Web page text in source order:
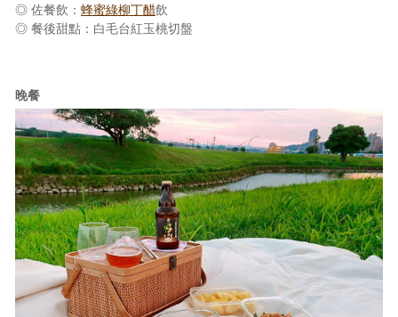
◎ 佐餐飲： 蜂蜜綠柳丁醋飲
◎ 餐後甜點：白毛台紅玉桃切盤
晚餐